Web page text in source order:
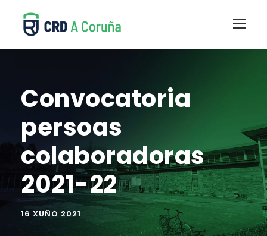
Convocatoria
persoas
colaboradoras
2021-22
16 XUÑO 2021